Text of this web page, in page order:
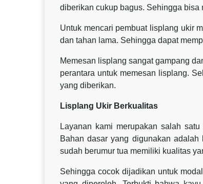
diberikan cukup bagus. Sehingga
Untuk mencari pembuat lisplang ukir
dan tahan lama. Sehingga dapat
Memesan lisplang sangat gampang
perantara untuk memesan lisplang.
yang diberikan.
Lisplang Ukir Berkualitas
Layanan kami merupakan salah
Bahan dasar yang digunakan
sudah berumur tua memiliki kualitas
Sehingga cocok dijadikan untuk